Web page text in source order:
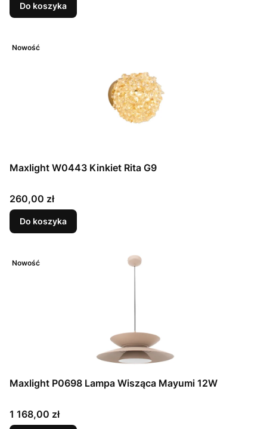
Do koszyka
Nowość
Maxlight W0443 Kinkiet Rita G9
Cena
260,00 zł
Do koszyka
Nowość
Maxlight P0698 Lampa Wisząca Mayumi 12W
Cena
1 168,00 zł